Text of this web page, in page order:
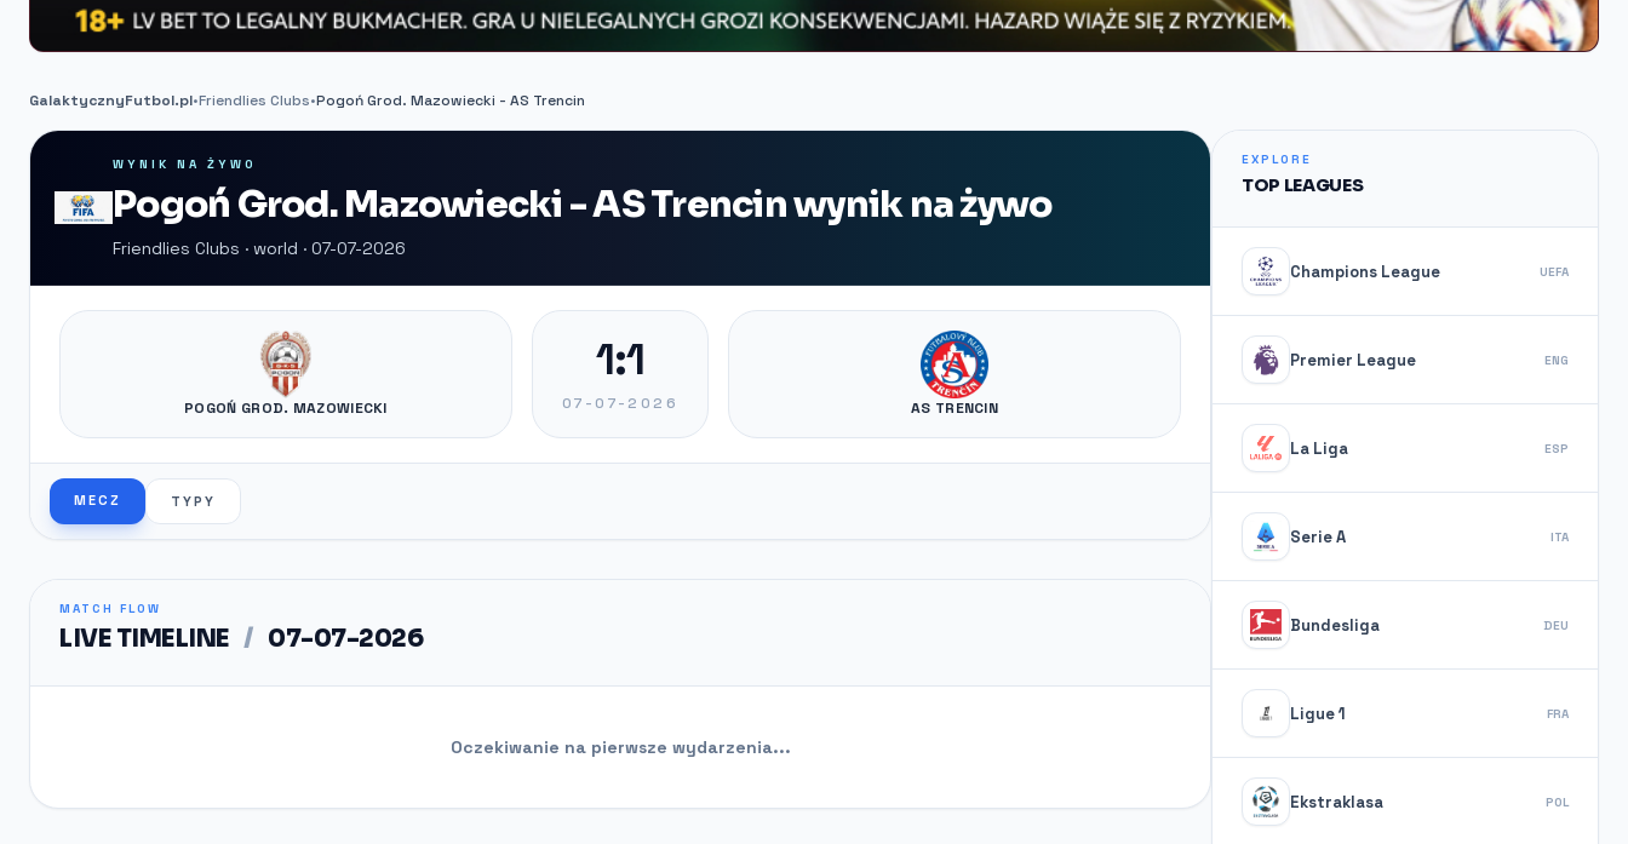
GalaktycznyFutbol.pl•Friendlies Clubs•Pogoń Grod. Mazowiecki - AS Trencin
WYNIK NA ŻYWO
Pogoń Grod. Mazowiecki - AS Trencin wynik na żywo
Friendlies Clubs · world · 07-07-2026
POGOŃ GROD. MAZOWIECKI
1:1
07-07-2026 AS TRENCIN
MECZ TYPY
MATCH FLOW
LIVE TIMELINE / 07-07-2026
Oczekiwanie na pierwsze wydarzenia...
EXPLORE
TOP LEAGUES
Champions League UEFA
Premier League ENG
La Liga ESP
Serie A ITA
Bundesliga DEU
Ligue 1 FRA
Ekstraklasa POL